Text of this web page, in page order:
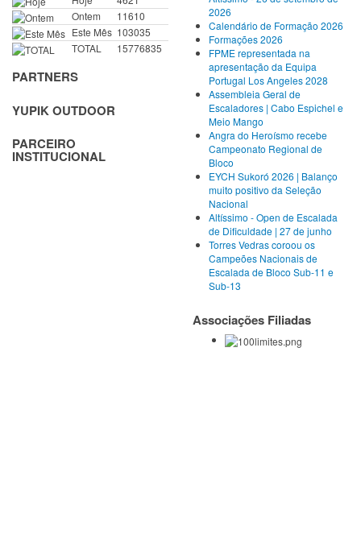
Ontem
11610
Este Mês 103035
TOTAL
15776835
PARTNERS
YUPIK OUTDOOR
PARCEIRO
INSTITUCIONAL
2026
Calendário de Formação 2026
Formações 2026
FPME representada na
apresentação da Equipa
Portugal Los Angeles 2028
Assembleia Geral de
Escaladores | Cabo Espichel e
Meio Mango
Angra do Heroísmo recebe
Campeonato Regional de
Bloco
EYCH Sukoró 2026 | Balanço
muito positivo da Seleção
Nacional
Altíssimo - Open de Escalada
de Dificuldade | 27 de junho
Torres Vedras coroou os
Campeões Nacionais de
Escalada de Bloco Sub-11 e
Sub-13
Associações Filiadas